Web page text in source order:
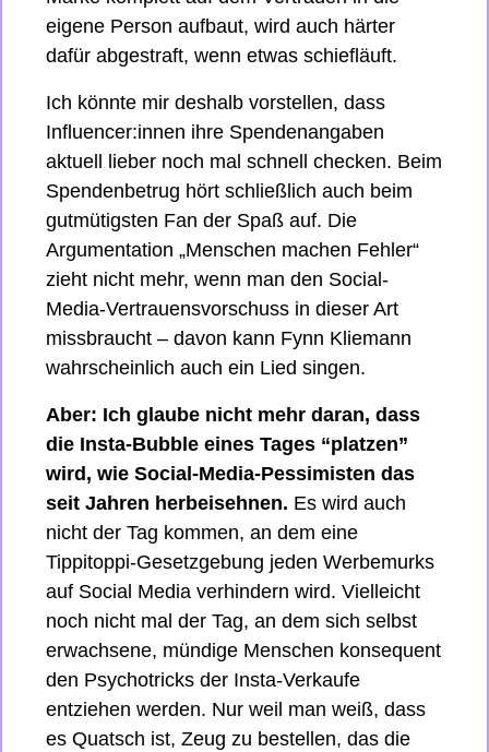
eigene Person aufbaut, wird auch härter
dafür abgestraft, wenn etwas schiefläuft.
Ich könnte mir deshalb vorstellen, dass
Influencer:innen ihre Spendenangaben
aktuell lieber noch mal schnell checken. Beim
Spendenbetrug hört schließlich auch beim
gutmütigsten Fan der Spaß auf. Die
Argumentation „Menschen machen Fehler“
zieht nicht mehr, wenn man den Social-
Media-Vertrauensvorschuss in dieser Art
missbraucht – davon kann Fynn Kliemann
wahrscheinlich auch ein Lied singen.
Aber: Ich glaube nicht mehr daran, dass
die Insta-Bubble eines Tages “platzen”
wird, wie Social-Media-Pessimisten das
seit Jahren herbeisehnen. Es wird auch
nicht der Tag kommen, an dem eine
Tippitoppi-Gesetzgebung jeden Werbemurks
auf Social Media verhindern wird. Vielleicht
noch nicht mal der Tag, an dem sich selbst
erwachsene, mündige Menschen konsequent
den Psychotricks der Insta-Verkaufe
entziehen werden. Nur weil man weiß, dass
es Quatsch ist, Zeug zu bestellen, das die